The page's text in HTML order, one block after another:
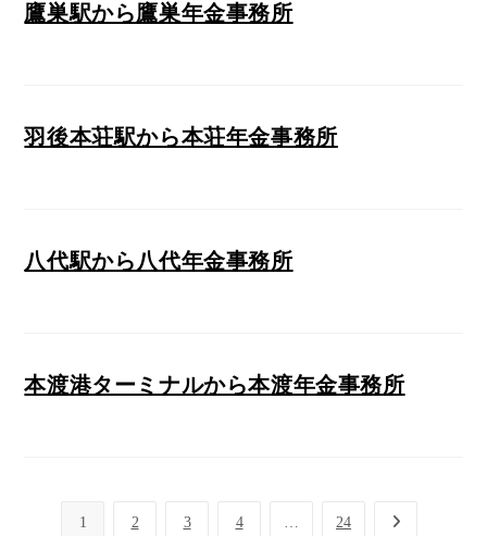
鷹巣駅から鷹巣年金事務所
羽後本荘駅から本荘年金事務所
八代駅から八代年金事務所
本渡港ターミナルから本渡年金事務所
1 2 3 4 … 24